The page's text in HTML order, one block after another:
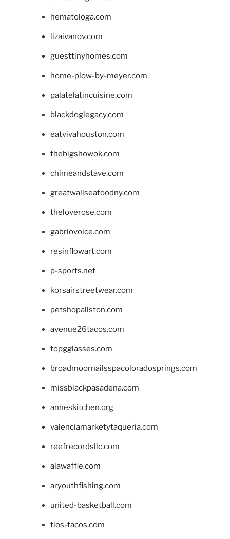
hematologa.com
lizaivanov.com
guesttinyhomes.com
home-plow-by-meyer.com
palatelatincuisine.com
blackdoglegacy.com
eatvivahouston.com
thebigshowok.com
chimeandstave.com
greatwallseafoodny.com
theloverose.com
gabriovoice.com
resinflowart.com
p-sports.net
korsairstreetwear.com
petshopallston.com
avenue26tacos.com
topgglasses.com
broadmoornailsspacoloradosprings.com
missblackpasadena.com
anneskitchen.org
valenciamarketytaqueria.com
reefrecordsllc.com
alawaffle.com
aryouthfishing.com
united-basketball.com
tios-tacos.com